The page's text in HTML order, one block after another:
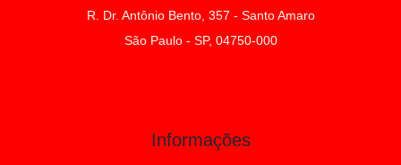
R. Dr. Antônio Bento, 357 - Santo Amaro
São Paulo - SP, 04750-000
Informações